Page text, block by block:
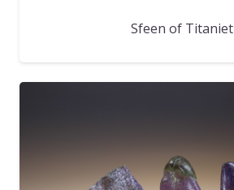
Sfeen of Titaniet